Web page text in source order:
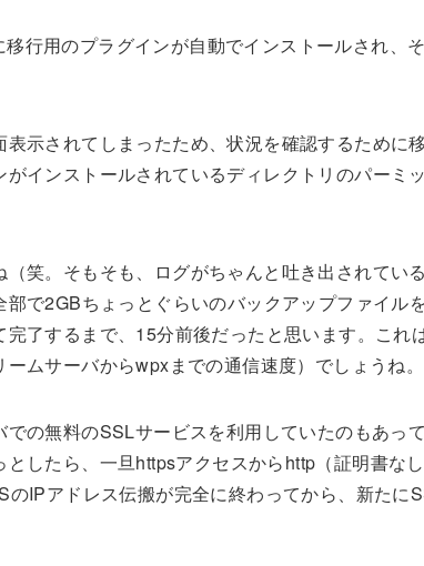
行用のプラグインが自動でインストールされ、
示されてしまったため、状況を確認するために
インストールされているディレクトリのパーミ
笑。そもそも、ログがちゃんと吐き出されてい
で2GBちょっとぐらいのバックアップファイル
了するまで、15分前後だったと思います。これ
ムサーバからwpxまでの通信速度）でしょうね。
の無料のSSLサービスを利用していたのもあっ
したら、一旦httpsアクセスからhttp（証明書な
IPアドレス伝搬が完全に終わってから、新たに